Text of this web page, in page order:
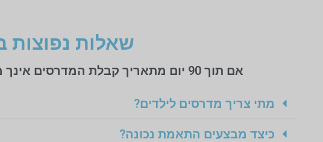
שאלות נפוצות
אם תוך 90 יום מתאריך קבלת המדרסים אינך מרוצה מסיבה כלשהי כל כספך יוחזר לך בלי שאלות כלל!
מתי צריך מדרסים לילדים?
כיצד מבצעים התאמת נכונה?